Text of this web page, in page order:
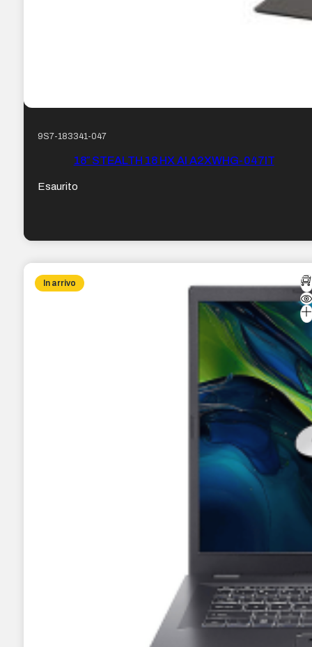
9S7-183341-047
18″ STEALTH 18 HX AI A2XWHG-047IT
Esaurito
In arrivo